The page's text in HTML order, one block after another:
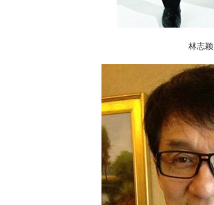
林志颖